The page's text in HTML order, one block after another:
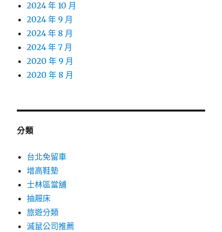
2024 年 10 月
2024 年 9 月
2024 年 8 月
2024 年 7 月
2020 年 9 月
2020 年 8 月
分類
台北免留車
增高鞋墊
士林區當舖
抽屜床
旅遊分類
滅鼠公司推薦